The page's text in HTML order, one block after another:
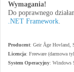
Wymagania!
Do poprawnego
.NET Framework.
Producent: Geir Åge Hovland,
Licencja: Freeware (darmowa
System Operacyjny: Windows